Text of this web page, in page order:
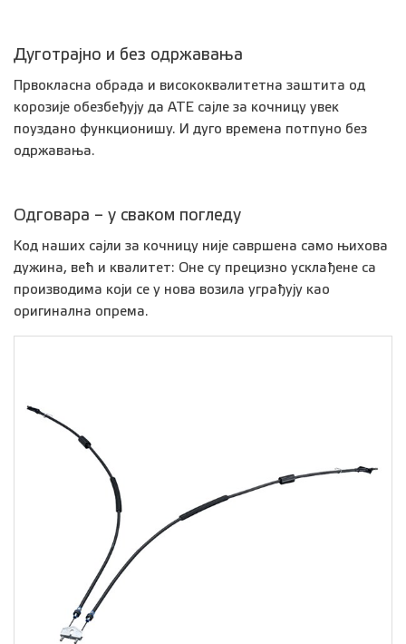
Дуготрајно и без одржавања
Првокласна обрада и висококвалитетна заштита од
корозије обезбеђују да АТЕ сајле за кочницу увек
поуздано функционишу. И дуго времена потпуно без
одржавања.
Одговара – у сваком погледу
Код наших сајли за кочницу није савршена само њихова
дужина, већ и квалитет: Оне су прецизно усклађене са
производима који се у нова возила уграђују као
оригинална опрема.